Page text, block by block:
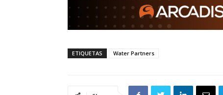
ETIQUETAS Water Partners